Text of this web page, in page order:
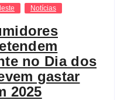
Notícias
no Dia dos
gastar
2025